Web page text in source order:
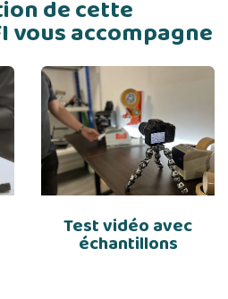
de cette
vous accompagne
Test vidéo avec
échantillons